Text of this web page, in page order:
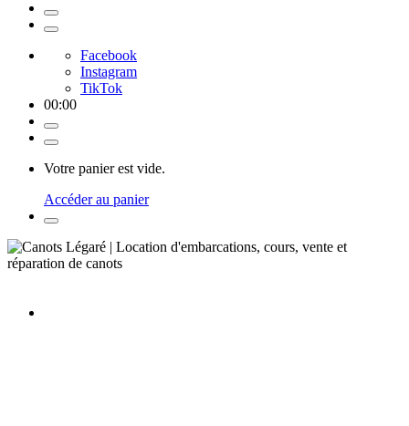
Facebook
Instagram
TikTok
00:00
Votre panier est vide.
Accéder au panier